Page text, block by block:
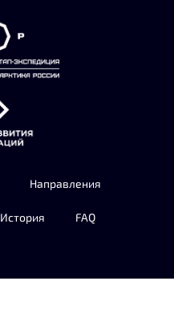
Направления
История FAQ